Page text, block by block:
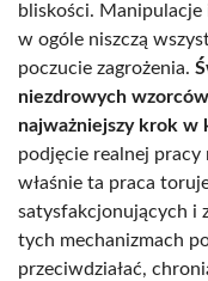
bliskości. Manipulacje
w ogóle niszczą
poczucie zagrożenia.
niezdrowych
najważniejszy krok w
podjęcie realnej pracy
właśnie ta praca
satysfakcjonujących i
tych mechanizmach
przeciwdziałać,